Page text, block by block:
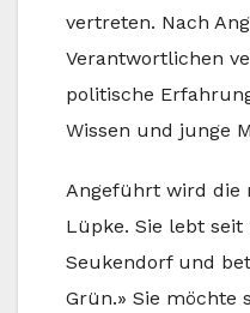
vertreten. Nach
Verantwortlichen
politische
Wissen und junge
Angeführt wird die
Lüpke. Sie lebt seit
Seukendorf und
Grün.» Sie möchte